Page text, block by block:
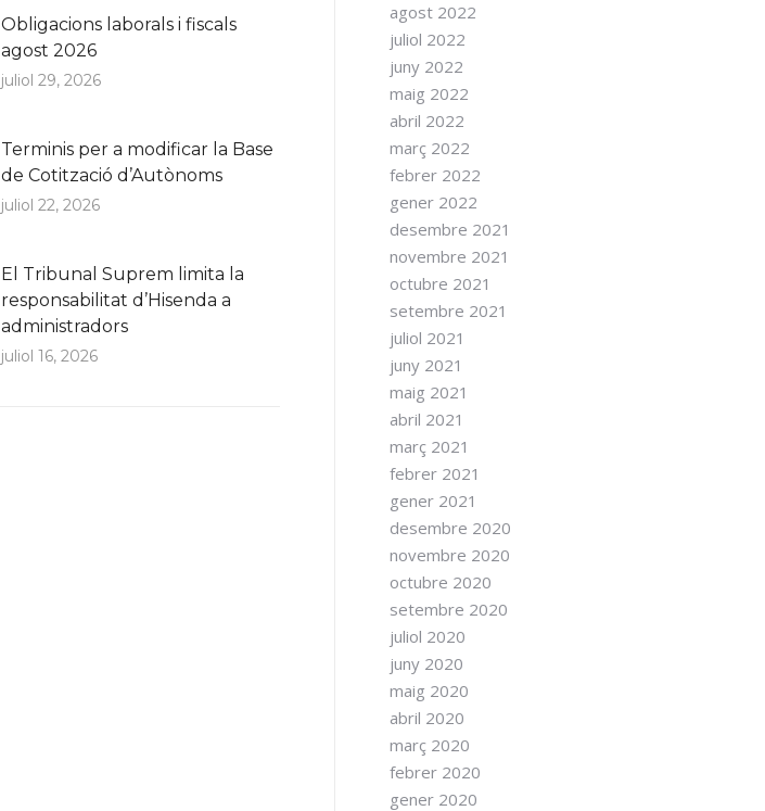
Obligacions laborals i fiscals
agost 2026
juliol 29, 2026
Terminis per a modificar la Base
de Cotització d’Autònoms
juliol 22, 2026
El Tribunal Suprem limita la
responsabilitat d’Hisenda a
administradors
juliol 16, 2026
agost 2022
juliol 2022
juny 2022
maig 2022
abril 2022
març 2022
febrer 2022
gener 2022
desembre 2021
novembre 2021
octubre 2021
setembre 2021
juliol 2021
juny 2021
maig 2021
abril 2021
març 2021
febrer 2021
gener 2021
desembre 2020
novembre 2020
octubre 2020
setembre 2020
juliol 2020
juny 2020
maig 2020
abril 2020
març 2020
febrer 2020
gener 2020